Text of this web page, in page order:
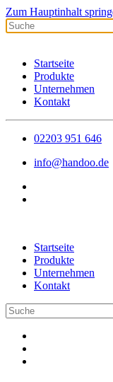
Zum Hauptinhalt
Startseite
Produkte
Unternehmen
Kontakt
02203 951 646
info@handoo.de
Startseite
Produkte
Unternehmen
Kontakt